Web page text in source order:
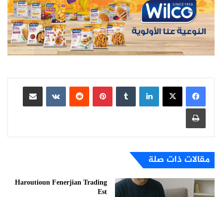
لينكدإن بينتيريست
مشاركة عبر البريد
طباعة
مقالات ذات صلة
Haroutioun Fenerjian Trading
Est